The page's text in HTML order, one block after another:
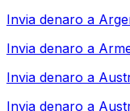
Invia denaro a
Invia denaro a
Invia denaro a
Invia denaro a